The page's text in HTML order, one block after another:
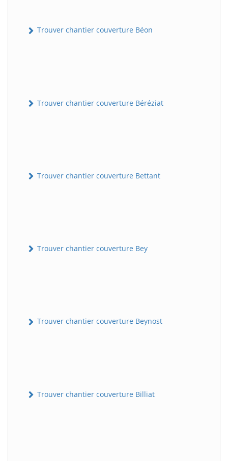
Trouver chantier couverture Béon
Trouver chantier couverture Béréziat
Trouver chantier couverture Bettant
Trouver chantier couverture Bey
Trouver chantier couverture Beynost
Trouver chantier couverture Billiat